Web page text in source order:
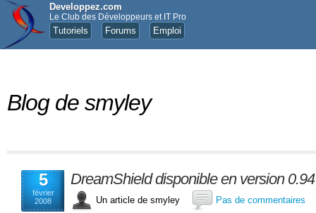
Developpez.com
Le Club des Développeurs et IT Pro
Tutoriels Forums Emploi
Blog de smyley
5
février
2008
DreamShield disponible en version 0.94
Un article de smyley Pas de commentaires